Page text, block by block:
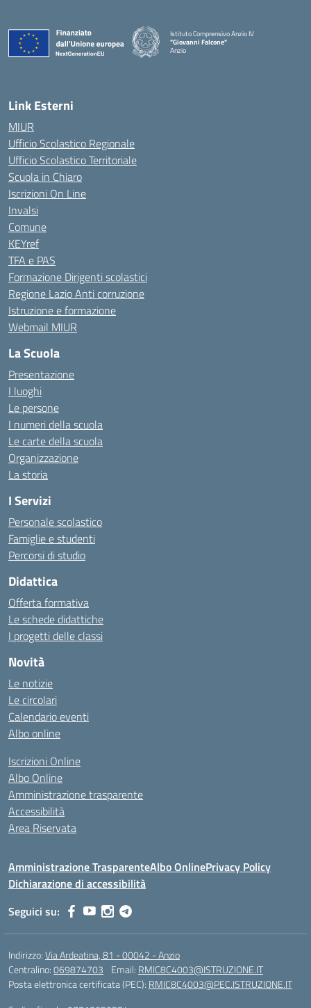
Istituto Comprensivo Anzio IV
"Giovanni Falcone"
Anzio
Link Esterni
MIUR
Ufficio Scolastico Regionale
Ufficio Scolastico Territoriale
Scuola in Chiaro
Iscrizioni On Line
Invalsi
Comune
KEYref
TFA e PAS
Formazione Dirigenti scolastici
Regione Lazio Anti corruzione
Istruzione e formazione
Webmail MIUR
La Scuola
Presentazione
I luoghi
Le persone
I numeri della scuola
Le carte della scuola
Organizzazione
La storia
I Servizi
Personale scolastico
Famiglie e studenti
Percorsi di studio
Didattica
Offerta formativa
Le schede didattiche
I progetti delle classi
Novità
Le notizie
Le circolari
Calendario eventi
Albo online
Iscrizioni Online
Albo Online
Amministrazione trasparente
Accessibilità
Area Riservata
Amministrazione TrasparenteAlbo OnlinePrivacy Policy
Dichiarazione di accessibilità
Seguici su:
Indirizzo:Via Ardeatina, 81 - 00042 - Anzio
Centralino:069874703 Email: RMIC8C4003@ISTRUZIONE.IT
Posta elettronica certificata (PEC): RMIC8C4003@PEC.ISTRUZIONE.IT